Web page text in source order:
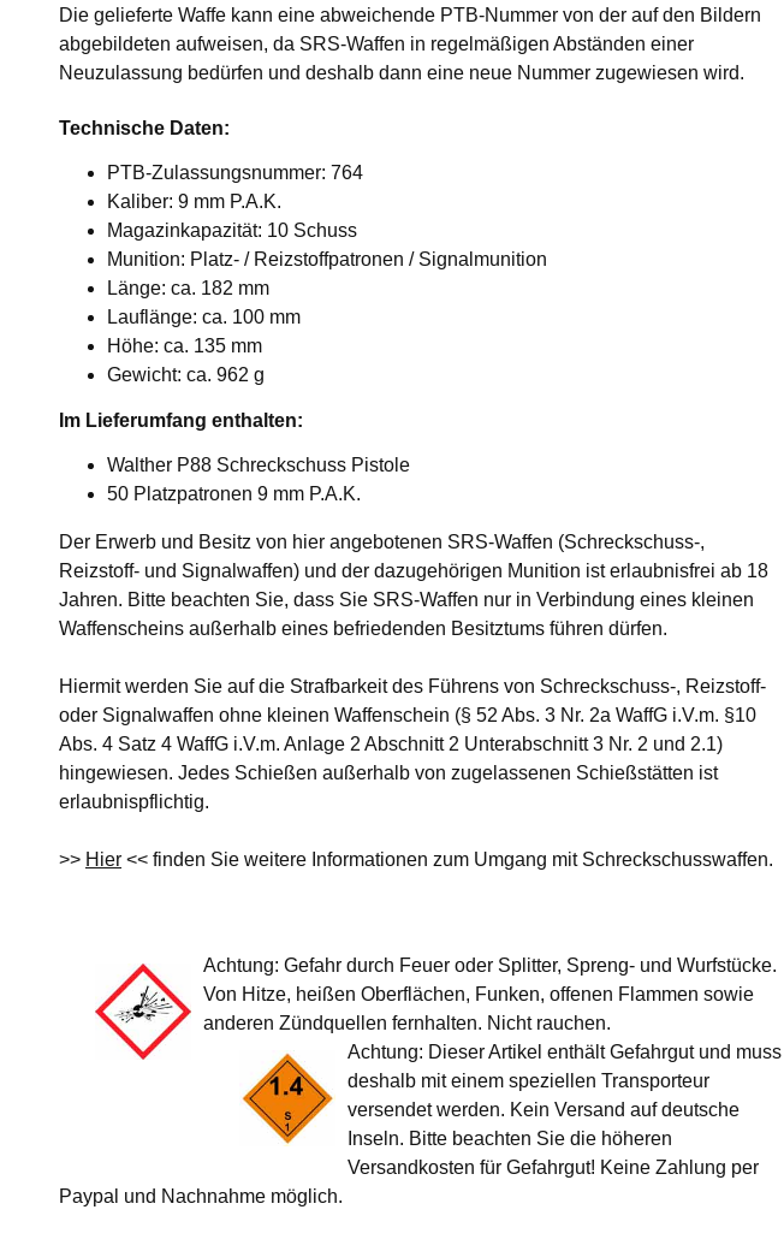
Die gelieferte Waffe kann eine abweichende PTB-Nummer von der auf den Bildern
abgebildeten aufweisen, da SRS-Waffen in regelmäßigen Abständen einer
Neuzulassung bedürfen und deshalb dann eine neue Nummer zugewiesen wird.
Technische Daten:
PTB-Zulassungsnummer: 764
Kaliber: 9 mm P.A.K.
Magazinkapazität: 10 Schuss
Munition: Platz- / Reizstoffpatronen / Signalmunition
Länge: ca. 182 mm
Lauflänge: ca. 100 mm
Höhe: ca. 135 mm
Gewicht: ca. 962 g
Im Lieferumfang enthalten:
Walther P88 Schreckschuss Pistole
50 Platzpatronen 9 mm P.A.K.
Der Erwerb und Besitz von hier angebotenen SRS-Waffen (Schreckschuss-,
Reizstoff- und Signalwaffen) und der dazugehörigen Munition ist erlaubnisfrei ab 18
Jahren. Bitte beachten Sie, dass Sie SRS-Waffen nur in Verbindung eines kleinen
Waffenscheins außerhalb eines befriedenden Besitztums führen dürfen.
Hiermit werden Sie auf die Strafbarkeit des Führens von Schreckschuss-, Reizstoff-
oder Signalwaffen ohne kleinen Waffenschein (§ 52 Abs. 3 Nr. 2a WaffG i.V.m. §10
Abs. 4 Satz 4 WaffG i.V.m. Anlage 2 Abschnitt 2 Unterabschnitt 3 Nr. 2 und 2.1)
hingewiesen. Jedes Schießen außerhalb von zugelassenen Schießstätten ist
erlaubnispflichtig.
>> Hier << finden Sie weitere Informationen zum Umgang mit Schreckschusswaffen.
Achtung: Gefahr durch Feuer oder Splitter, Spreng- und Wurfstücke.
Von Hitze, heißen Oberflächen, Funken, offenen Flammen sowie
anderen Zündquellen fernhalten. Nicht rauchen.
Achtung: Dieser Artikel enthält Gefahrgut und muss
deshalb mit einem speziellen Transporteur
versendet werden. Kein Versand auf deutsche
Inseln. Bitte beachten Sie die höheren
Versandkosten für Gefahrgut! Keine Zahlung per
Paypal und Nachnahme möglich.